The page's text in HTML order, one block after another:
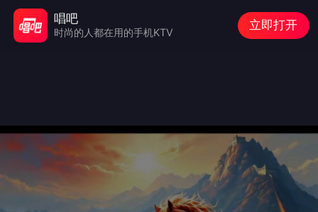
唱吧
时尚的人都在用的手机KTV
立即打开